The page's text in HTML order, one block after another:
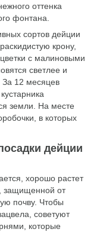
оттенка
фонтана.
сортов дейции
крону,
с малиновыми
светлее и
За 12 месяцев
земли. На месте
в которых
дейции
хорошо растет
защищенной от
почву. Чтобы
советуют
которые